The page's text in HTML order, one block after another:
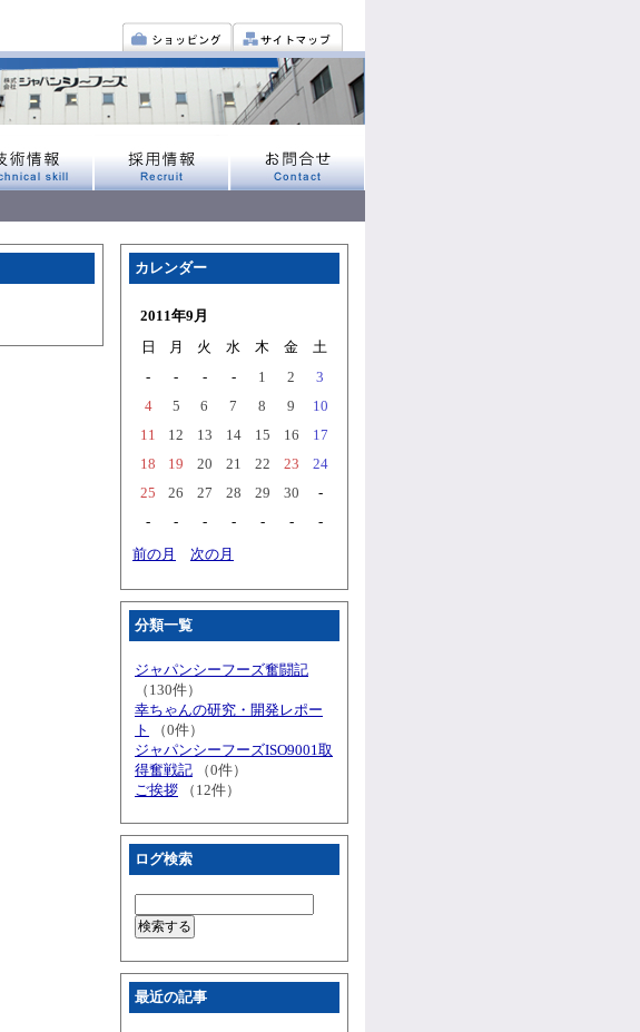
カレンダー
2011年9月
日
月 火 水 木 金
土
-
- - - 1 2
3
4
5 6 7 8 9
10
11
12 13 14 15 16
17
18
19 20 21 22 23
24
25
26 27 28 29 30
-
-
- - - - -
-
前の月
次の月
分類一覧
ジャパンシーフーズ奮闘記
（130件）
幸ちゃんの研究・開発レポー
ト
（0件）
ジャパンシーフーズISO9001取
得奮戦記 （0件）
ご挨拶 （12件）
ログ検索
最近の記事